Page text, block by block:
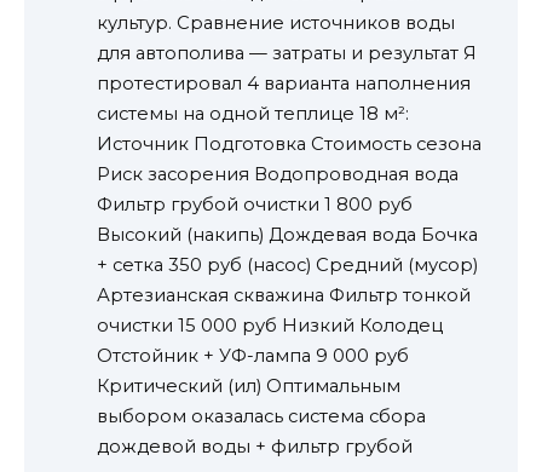
культур. Сравнение источников воды
для автополива — затраты и результат Я
протестировал 4 варианта наполнения
системы на одной теплице 18 м²:
Источник Подготовка Стоимость сезона
Риск засорения Водопроводная вода
Фильтр грубой очистки 1 800 руб
Высокий (накипь) Дождевая вода Бочка
+ сетка 350 руб (насос) Средний (мусор)
Артезианская скважина Фильтр тонкой
очистки 15 000 руб Низкий Колодец
Отстойник + УФ-лампа 9 000 руб
Критический (ил) Оптимальным
выбором оказалась система сбора
дождевой воды + фильтр грубой